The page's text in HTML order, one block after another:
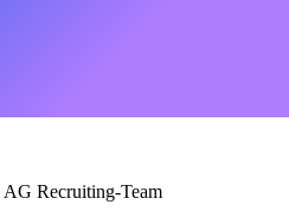
Recruiting-Team